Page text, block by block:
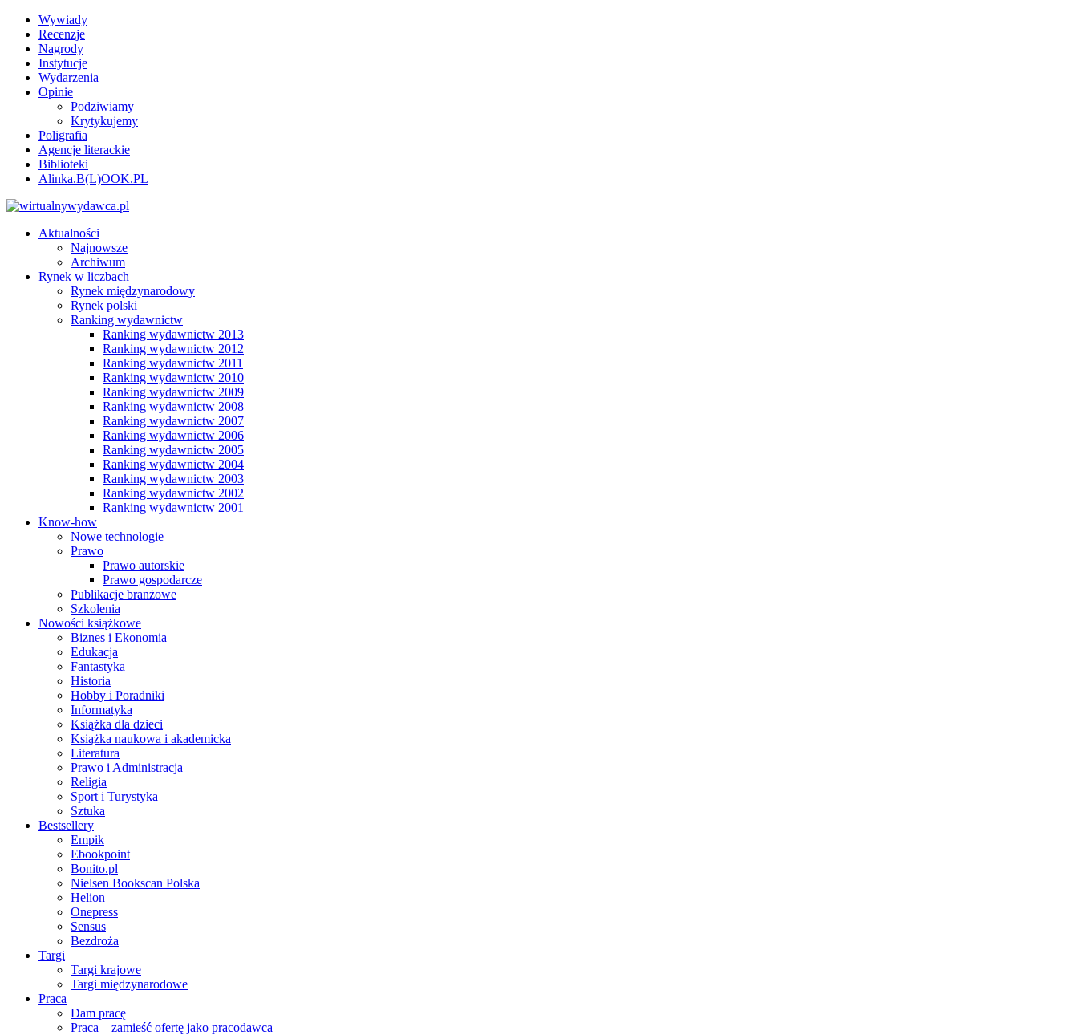
Wywiady
Recenzje
Nagrody
Instytucje
Wydarzenia
Opinie
Podziwiamy
Krytykujemy
Poligrafia
Agencje literackie
Biblioteki
Alinka.B(L)OOK.PL
Aktualności
Najnowsze
Archiwum
Rynek w liczbach
Rynek międzynarodowy
Rynek polski
Ranking wydawnictw
Ranking wydawnictw 2013
Ranking wydawnictw 2012
Ranking wydawnictw 2011
Ranking wydawnictw 2010
Ranking wydawnictw 2009
Ranking wydawnictw 2008
Ranking wydawnictw 2007
Ranking wydawnictw 2006
Ranking wydawnictw 2005
Ranking wydawnictw 2004
Ranking wydawnictw 2003
Ranking wydawnictw 2002
Ranking wydawnictw 2001
Know-how
Nowe technologie
Prawo
Prawo autorskie
Prawo gospodarcze
Publikacje branżowe
Szkolenia
Nowości książkowe
Biznes i Ekonomia
Edukacja
Fantastyka
Historia
Hobby i Poradniki
Informatyka
Książka dla dzieci
Książka naukowa i akademicka
Literatura
Prawo i Administracja
Religia
Sport i Turystyka
Sztuka
Bestsellery
Empik
Ebookpoint
Bonito.pl
Nielsen Bookscan Polska
Helion
Onepress
Sensus
Bezdroża
Targi
Targi krajowe
Targi międzynarodowe
Praca
Dam pracę
Praca – zamieść ofertę jako pracodawca